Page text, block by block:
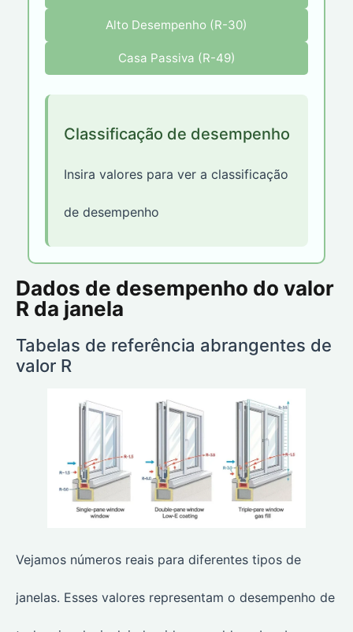
Alto Desempenho (R-30)
Casa Passiva (R-49)
Classificação de desempenho
Insira valores para ver a classificação
de desempenho
Dados de desempenho do valor
R da janela
Tabelas de referência abrangentes de
valor R
Vejamos números reais para diferentes tipos de
janelas. Esses valores representam o desempenho de